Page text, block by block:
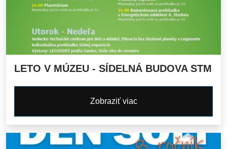
LETO V MÚZEU - SÍDELNÁ BUDOVA STM
Zobraziť viac